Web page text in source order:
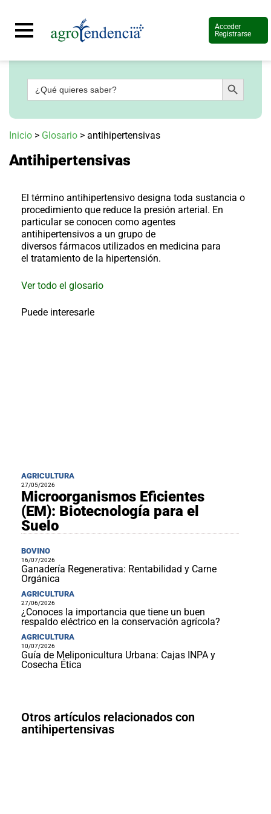
Acceder
Registrarse
Señal
en
más
Agrotendencia
Planes
Glosario
Agroshow
Regístrate
boletín
caprinos
Porcino
Post-
Cosecha
Buscar: Botón de búsqueda
Inicio > Glosario > antihipertensivas
Antihipertensivas
El término antihipertensivo designa toda sustancia o
procedimiento que reduce la presión arterial. En
particular se conocen como agentes
antihipertensivos a un grupo de
diversos fármacos utilizados en medicina para
el tratamiento de la hipertensión.
Ver todo el glosario
Puede interesarle
AGRICULTURA
27/05/2026
Microorganismos Eficientes
(EM): Biotecnología para el
Suelo
BOVINO
16/07/2026
Ganadería Regenerativa: Rentabilidad y Carne
Orgánica
AGRICULTURA
27/06/2026
¿Conoces la importancia que tiene un buen
respaldo eléctrico en la conservación agrícola?
AGRICULTURA
10/07/2026
Guía de Meliponicultura Urbana: Cajas INPA y
Cosecha Ética
Otros artículos relacionados con
antihipertensivas